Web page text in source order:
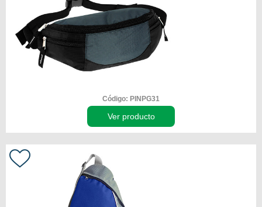
Código: PINPG31
Ver producto